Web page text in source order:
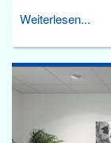
Weiterlesen...